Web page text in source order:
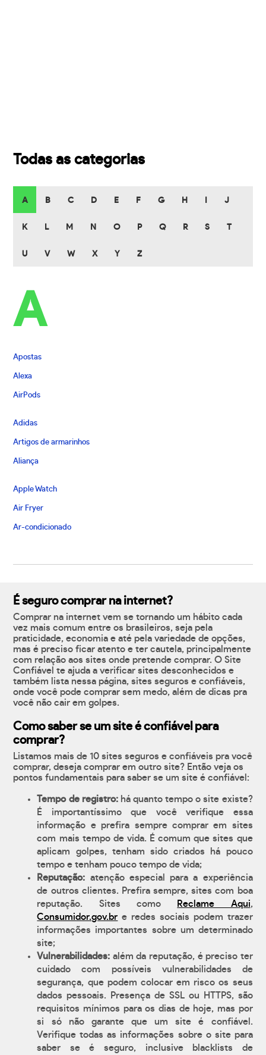
Todas as categorias
A B C D E F G H J
K L M N O P Q R S T
U V W X Y Z
A
Apostas
Alexa
AirPods
Adidas
Artigos de armarinhos
Aliança
Apple Watch
Air Fryer
Ar-condicionado
É seguro comprar na internet?
Comprar na internet vem se tornando um hábito cada
vez mais comum entre os brasileiros, seja pela
praticidade, economia e até pela variedade de opções,
mas é preciso ficar atento e ter cautela, principalmente
com relação aos sites onde pretende comprar. O Site
Confiável te ajuda a verificar sites desconhecidos e
também lista nessa página, sites seguros e confiáveis,
onde você pode comprar sem medo, além de dicas pra
você não cair em golpes.
Como saber se um site é confiável para
comprar?
Listamos mais de 10 sites seguros e confiáveis pra você
comprar, deseja comprar em outro site? Então veja os
pontos fundamentais para saber se um site é confiável:
Tempo de registro:há quanto tempo o site existe?
É importantíssimo que você verifique essa
informação e prefira sempre comprar em sites
com mais tempo de vida. É comum que sites que
aplicam golpes, tenham sido criados há pouco
tempo e tenham pouco tempo de vida;
Reputação: atenção especial para a experiência
de outros clientes. Prefira sempre, sites com boa
reputação. Sites como
Reclame Aqui,
Consumidor.gov.br e redes sociais podem trazer
informações importantes sobre um determinado
site;
Vulnerabilidades: além da reputação, é preciso ter
cuidado com possíveis vulnerabilidades de
segurança, que podem colocar em risco os seus
dados pessoais. Presença de SSL ou HTTPS, são
requisitos mínimos para os dias de hoje, mas por
si só não garante que um site é confiável.
Verifique todas as informações sobre o site para
saber se é seguro, inclusive blacklists de